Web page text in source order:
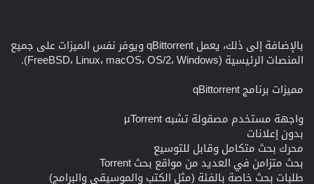
بالإضافة إلى ذلك، يعمل qBittorrent ويوفر نفس الميزات على جميع
المنصات الرئيسية (FreeBSD، Linux، macOS، OS/2، Windows).
مميزات برنامج qBittorrent
واجهة مستخدم مصقولة تشبه µTorrent
بدون إعلانات
محرك بحث متكامل وقابل للتوسيع
بحث متزامن في العديد من مواقع بحث Torrent
طلبات بحث خاصة بالفئة (مثل الكتب والموسيقى والبرامج)